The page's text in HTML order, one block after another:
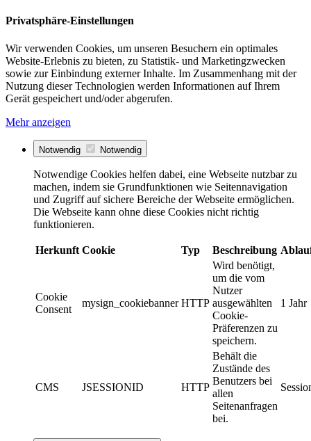
Privatsphäre-Einstellungen
Wir verwenden Cookies, um unseren Besuchern ein optimales
Website-Erlebnis zu bieten, zu Statistik- und Marketingzwecken
sowie zur Einbindung externer Inhalte. Im Zusammenhang mit der
Nutzung dieser Technologien werden Informationen auf Ihrem
Gerät gespeichert und/oder abgerufen.
Mehr anzeigen
Notwendig Notwendig
Notwendige Cookies helfen dabei, eine Webseite nutzbar zu
machen, indem sie Grundfunktionen wie Seitennavigation
und Zugriff auf sichere Bereiche der Webseite ermöglichen.
Die Webseite kann ohne diese Cookies nicht richtig
funktionieren.
Herkunft Cookie Typ Beschreibung
Cookie
Consent
mysign_cookiebanner HTTP
Wird benötigt,
um die vom
Nutzer
ausgewählten
Cookie-
Präferenzen zu
speichern.
1 Jahr
CMS JSESSIONID HTTP
Behält die
Zustände des
Benutzers bei
allen
Seitenanfragen
bei.